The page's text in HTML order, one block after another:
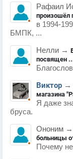
Рафаил
произошёл
в 1994-
БМПК, ...
Нелли →
посвящен
Виктор →
магазина
Я даже
бруса.
Ононим →
больницы
Почему